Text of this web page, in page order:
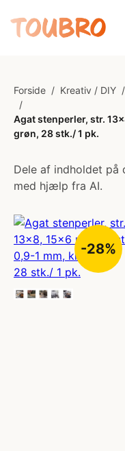
Forside / Kreativ / DIY /
/
Agat stenperler, str.
grøn, 28 stk./ 1 pk.
Dele af indholdet på
med hjælp fra AI.
-28%